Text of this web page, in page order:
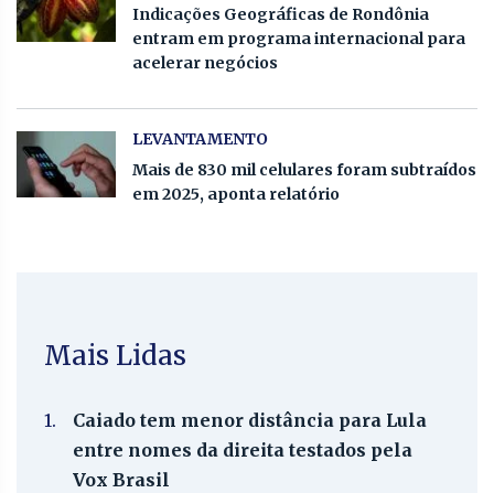
Indicações Geográficas de Rondônia
entram em programa internacional para
acelerar negócios
LEVANTAMENTO
Mais de 830 mil celulares foram subtraídos
em 2025, aponta relatório
Mais Lidas
1.
Caiado tem menor distância para Lula
entre nomes da direita testados pela
Vox Brasil